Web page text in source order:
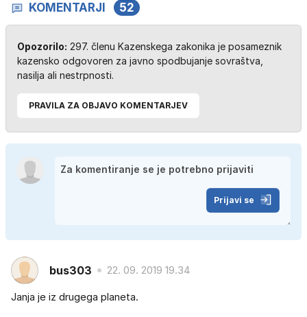
KOMENTARJI 52
Opozorilo: 297. členu Kazenskega zakonika je posameznik
kazensko odgovoren za javno spodbujanje sovraštva,
nasilja ali nestrpnosti.
PRAVILA ZA OBJAVO KOMENTARJEV
Prijavi se
bus303 22. 09. 2019 19.34
Janja je iz drugega planeta.